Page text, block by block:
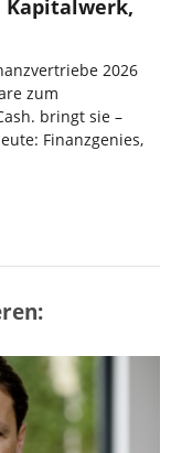
Kapitalwerk,
2026
zum
bringt sie –
Finanzgenies,